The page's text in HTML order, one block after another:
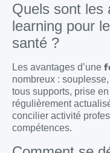
Quels sont les
learning pour
santé ?
Les avantages d’une
nombreux :
tous supports, prise
régulièrement
concilier activité
compétences.